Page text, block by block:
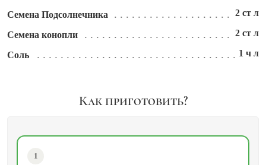
Семена Подсолнечника 2 ст л
Семена конопли 2 ст л
Соль 1 ч л
Как приготовить?
1